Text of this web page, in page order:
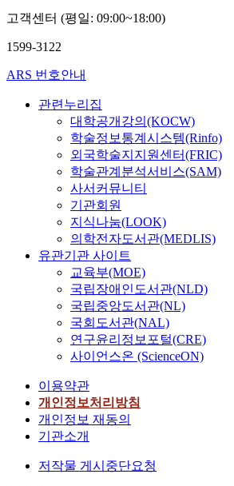
고객센터 (평일: 09:00~18:00)
1599-3122
ARS 번호안내
관련누리집
대학공개강의(KOCW)
학술정보통계시스템(Rinfo)
외국학술지지원센터(FRIC)
학술관계분석서비스(SAM)
사서커뮤니티
기관회원
지식나눔(LOOK)
의학전자도서관(MEDLIS)
유관기관 사이트
교육부(MOE)
국립장애인도서관(NLD)
국립중앙도서관(NL)
국회도서관(NAL)
연구윤리정보포털(CRE)
사이언스온 (ScienceON)
이용약관
개인정보처리방침
개인정보 재동의
기관소개
저작물 게시중단요청